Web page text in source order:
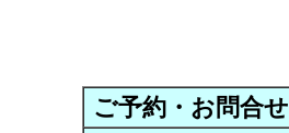
ご予約・お問合せ